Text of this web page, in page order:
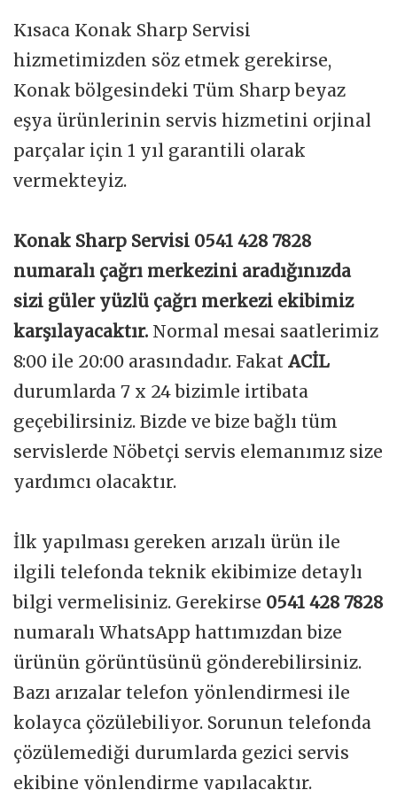
Kısaca Konak Sharp Servisi
hizmetimizden söz etmek gerekirse,
Konak bölgesindeki Tüm Sharp beyaz
eşya ürünlerinin servis hizmetini orjinal
parçalar için 1 yıl garantili olarak
vermekteyiz.
Konak Sharp Servisi 0541 428 7828
numaralı çağrı merkezini aradığınızda
sizi güler yüzlü çağrı merkezi ekibimiz
karşılayacaktır. Normal mesai saatlerimiz
8:00 ile 20:00 arasındadır. Fakat ACİL
durumlarda 7 x 24 bizimle irtibata
geçebilirsiniz. Bizde ve bize bağlı tüm
servislerde Nöbetçi servis elemanımız size
yardımcı olacaktır.
İlk yapılması gereken arızalı ürün ile
ilgili telefonda teknik ekibimize detaylı
bilgi vermelisiniz. Gerekirse 0541 428 7828
numaralı WhatsApp hattımızdan bize
ürünün görüntüsünü gönderebilirsiniz.
Bazı arızalar telefon yönlendirmesi ile
kolayca çözülebiliyor. Sorunun telefonda
çözülemediği durumlarda gezici servis
ekibine yönlendirme yapılacaktır.